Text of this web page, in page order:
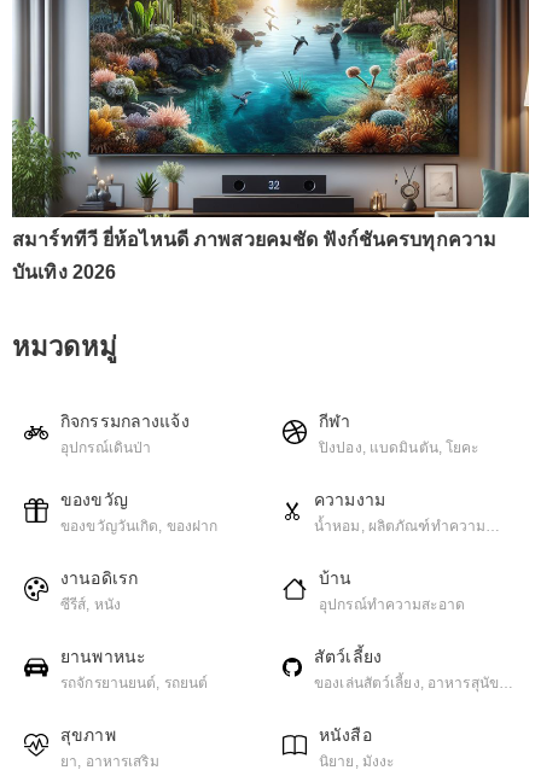
สมาร์ททีวี ยี่ห้อไหนดี ภาพสวยคมชัด ฟังก์ชันครบทุกความ
บันเทิง 2026
หมวดหมู่
กิจกรรมกลางแจ้ง
อุปกรณ์เดินป่า
กีฬา
ปิงปอง, แบดมินตัน, โยคะ
ของขวัญ
ของขวัญวันเกิด, ของฝาก
ความงาม
น้ำหอม, ผลิตภัณฑ์ทําความ
งานอดิเรก
ซีรีส์, หนัง
บ้าน
อุปกรณ์ทำความสะอาด
ยานพาหนะ
รถจักรยานยนต์, รถยนต์
สัตว์เลี้ยง
ของเล่นสัตว์เลี้ยง, อาหารสุนัข,
สุขภาพ
ยา, อาหารเสริม
หนังสือ
นิยาย, มังงะ